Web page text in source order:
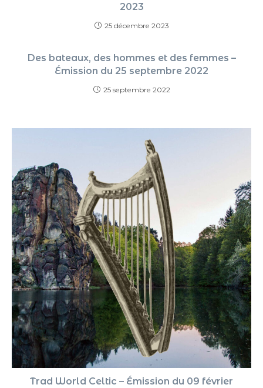
2023
25 décembre 2023
Des bateaux, des hommes et des femmes –
Émission du 25 septembre 2022
25 septembre 2022
Trad World Celtic – Émission du 09 février